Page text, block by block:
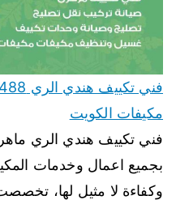
مكيفات الكويت
فني تكييف هندي الري
بجميع اعمال وخدمات
وكفاءة لا مثيل لها،